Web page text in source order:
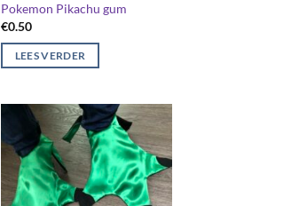
Pokemon Pikachu gum
€0.50
LEES VERDER